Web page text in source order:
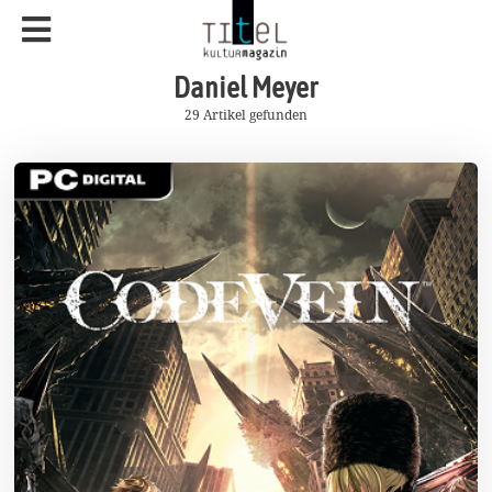
Daniel Meyer
29 Artikel gefunden